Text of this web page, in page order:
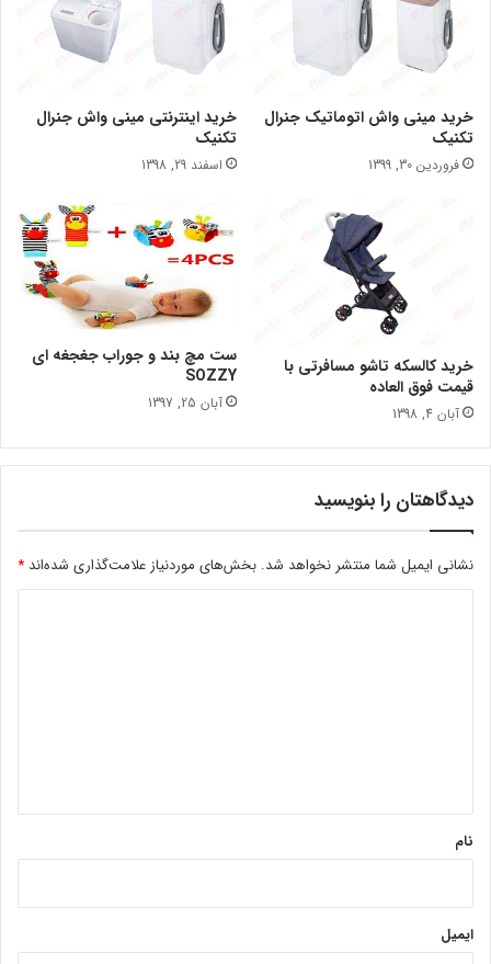
خرید مینی واش اتوماتیک جنرال
تکنیک
فروردین 30, 1399
خرید اینترنتی مینی واش جنرال
تکنیک
اسفند 29, 1398
خرید کالسکه تاشو مسافرتی با
قیمت فوق العاده
آبان 4, 1398
ست مچ بند و جوراب جغجغه ای
SOZZY
آبان 25, 1397
دیدگاهتان را بنویسید
نشانی ایمیل شما منتشر نخواهد شد. بخش‌های موردنیاز علامت‌گذاری شده‌اند *
نام
ایمیل